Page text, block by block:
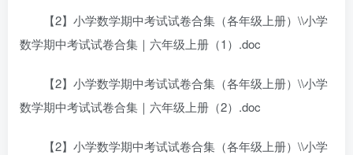
【2】小学数学期中考试试卷合集（各年级上册）\\小学
数学期中考试试卷合集｜六年级上册（1）.doc
【2】小学数学期中考试试卷合集（各年级上册）\\小学
数学期中考试试卷合集｜六年级上册（2）.doc
【2】小学数学期中考试试卷合集（各年级上册）\\小学